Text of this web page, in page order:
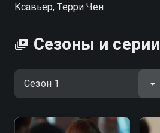
Ксавьер, Терри Чен
Сезоны и серии